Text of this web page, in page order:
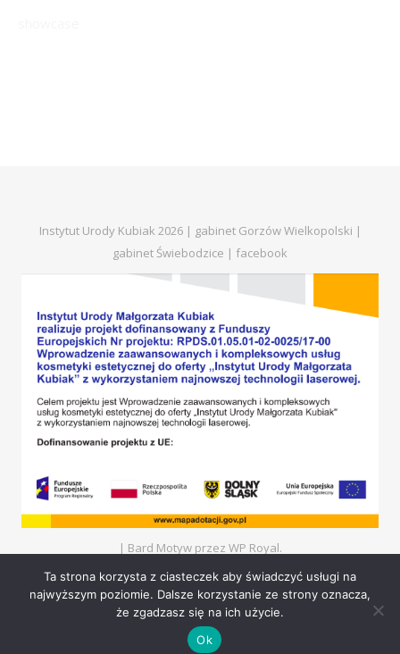
Instytut Urody Kubiak 2026 | gabinet Gorzów Wielkopolski |
gabinet Świebodzice | facebook
| Bard Motyw przez WP Royal.
POWRÓT NA GÓRĘ
Ta strona korzysta z ciasteczek aby świadczyć usługi na
najwyższym poziomie. Dalsze korzystanie ze strony oznacza,
że zgadzasz się na ich użycie.
Ok